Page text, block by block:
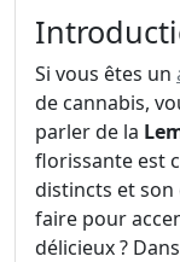
Si vous êtes un
de cannabis,
parler de la
florissante est
distincts et
faire pour
délicieux ?